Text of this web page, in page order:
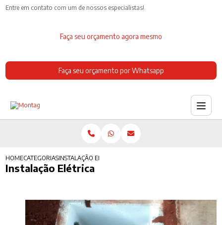
Entre em contato com um de nossos especialistas!
Faça seu orçamento agora mesmo
Faça seu orçamento por Whatsapp
HOMECATEGORIASINSTALAÇÃO ELÉTRICA
Instalação Elétrica